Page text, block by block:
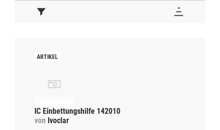
IC Einbettungshilfe 142010
von Ivoclar